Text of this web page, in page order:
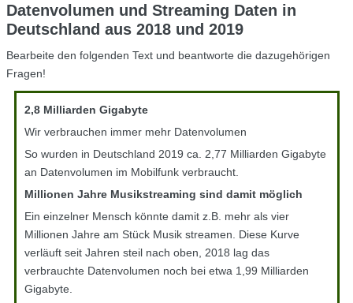
Datenvolumen und Streaming Daten in
Deutschland aus 2018 und 2019
Bearbeite den folgenden Text und beantworte die dazugehörigen
Fragen!
2,8 Milliarden Gigabyte
Wir verbrauchen immer mehr Datenvolumen
So wurden in Deutschland 2019 ca. 2,77 Milliarden Gigabyte
an Datenvolumen im Mobilfunk verbraucht.
Millionen Jahre Musikstreaming sind damit möglich
Ein einzelner Mensch könnte damit z.B. mehr als vier
Millionen Jahre am Stück Musik streamen. Diese Kurve
verläuft seit Jahren steil nach oben, 2018 lag das
verbrauchte Datenvolumen noch bei etwa 1,99 Milliarden
Gigabyte.